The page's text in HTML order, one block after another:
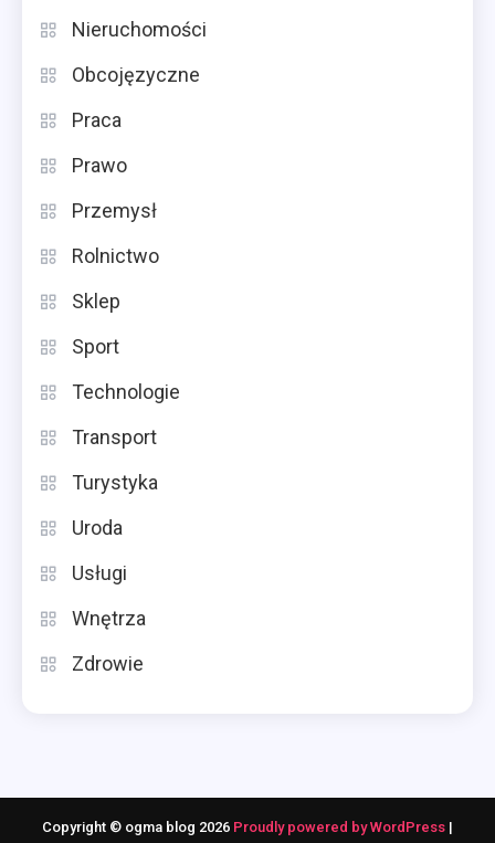
Nieruchomości
Obcojęzyczne
Praca
Prawo
Przemysł
Rolnictwo
Sklep
Sport
Technologie
Transport
Turystyka
Uroda
Usługi
Wnętrza
Zdrowie
Copyright © ogma blog 2026 Proudly powered by WordPress |